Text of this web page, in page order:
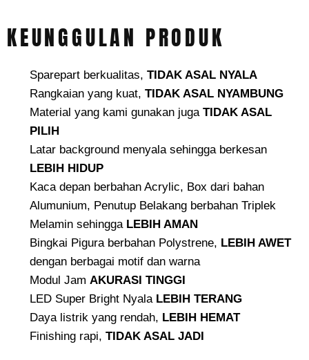
KEUNGGULAN PRODUK
Sparepart berkualitas, TIDAK ASAL NYALA
Rangkaian yang kuat, TIDAK ASAL NYAMBUNG
Material yang kami gunakan juga TIDAK ASAL
PILIH
Latar background menyala sehingga berkesan
LEBIH HIDUP
Kaca depan berbahan Acrylic, Box dari bahan
Alumunium, Penutup Belakang berbahan Triplek
Melamin sehingga LEBIH AMAN
Bingkai Pigura berbahan Polystrene, LEBIH AWET
dengan berbagai motif dan warna
Modul Jam AKURASI TINGGI
LED Super Bright Nyala LEBIH TERANG
Daya listrik yang rendah, LEBIH HEMAT
Finishing rapi, TIDAK ASAL JADI